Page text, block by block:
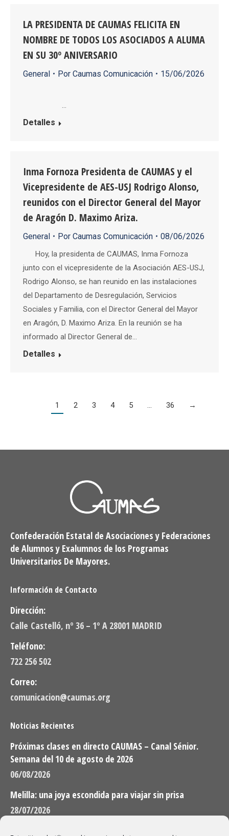
LA PRESIDENTA DE CAUMAS FELICITA EN
NOMBRE DE TODOS LOS ASOCIADOS A ALUMA
EN SU 30º ANIVERSARIO
General Por Caumas Comunicación 15/06/2026
…
Detalles
Inma Fornoza Presidenta de CAUMAS y el
Vicepresidente de AES-USJ Rodrigo Alonso,
reunidos con el Director General del Mayor
de Aragón D. Maximo Ariza.
General Por Caumas Comunicación 08/06/2026
Hoy, la presidenta de CAUMAS, Inma Fornoza
junto con el vicepresidente de la Asociación AES-USJ,
Rodrigo Alonso, se han reunido en las instalaciones
del Departamento de Desregulación, Servicios
Sociales y Familia, con el Director General del Mayor
en Aragón, D. Maximo Ariza. En la reunión se ha
informado al Director General de…
Detalles
1 2 3 4 5 … 36 →
Confederación Estatal de Asociaciones y Federaciones
de Alumnos y Exalumnos de los Programas
Universitarios De Mayores.
Información de Contacto
Dirección:
Calle Castelló, nº 36 – 1º A 28001 MADRID
Teléfono:
722 256 502
Correo:
comunicacion@caumas.org
Noticias Recientes
Próximas clases en directo CAUMAS – Canal Sénior.
Semana del 10 de agosto de 2026
06/08/2026
Melilla: una joya escondida para viajar sin prisa
28/07/2026